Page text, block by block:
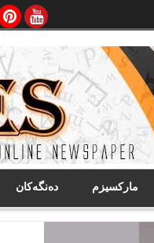
مارکسیزم دەنگەکان